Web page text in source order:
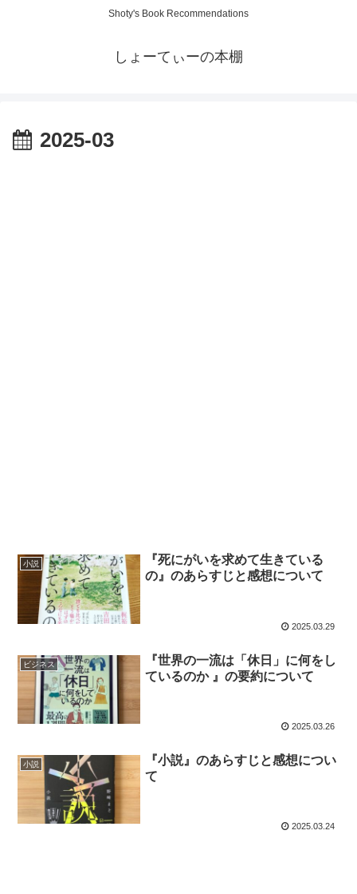
Shoty's Book Recommendations
しょーてぃーの本棚
2025-03
小説
『死にがいを求めて生きている
の』のあらすじと感想について
2025.03.29
ビジネス
『世界の一流は「休日」に何をし
ているのか 』の要約について
2025.03.26
小説
『小説』のあらすじと感想につい
て
2025.03.24